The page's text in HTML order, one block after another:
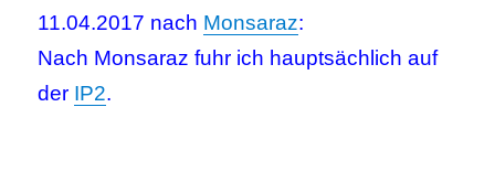
11.04.2017 nach Monsaraz:
Nach Monsaraz fuhr ich hauptsächlich auf
der IP2.